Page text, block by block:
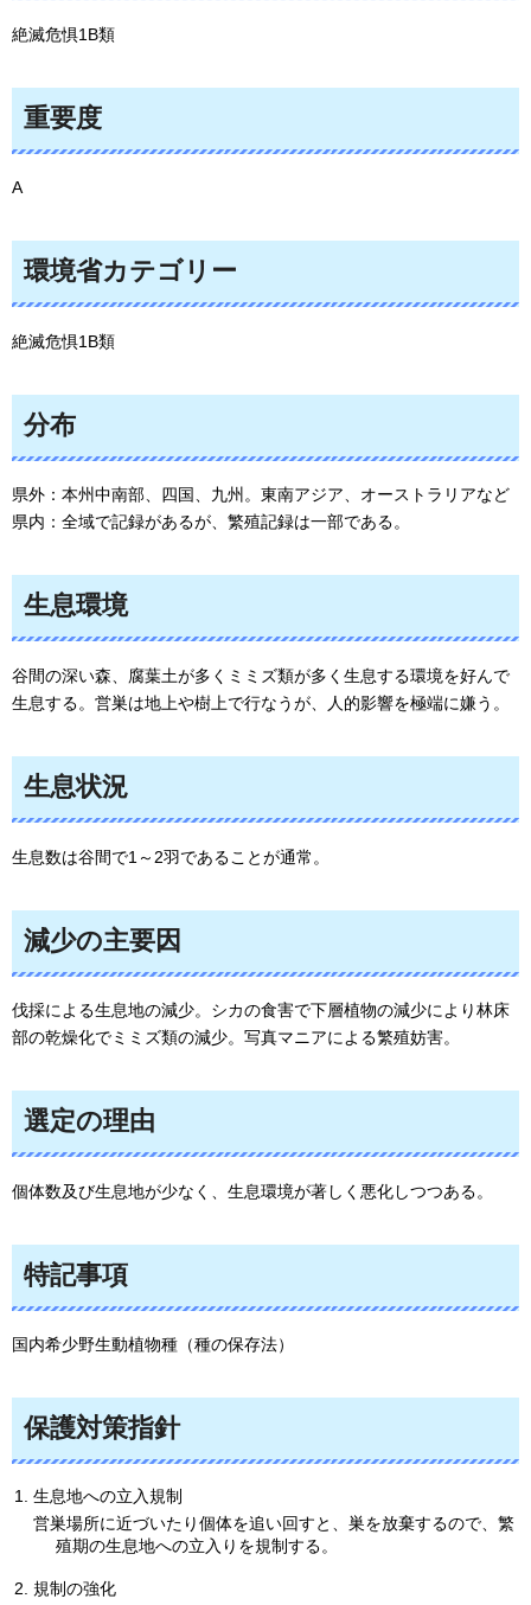
絶滅危惧1B類
重要度
A
環境省カテゴリー
絶滅危惧1B類
分布
県外：本州中南部、四国、九州。東南アジア、オーストラリアなど
県内：全域で記録があるが、繁殖記録は一部である。
生息環境
谷間の深い森、腐葉土が多くミミズ類が多く生息する環境を好んで
生息する。営巣は地上や樹上で行なうが、人的影響を極端に嫌う。
生息状況
生息数は谷間で1～2羽であることが通常。
減少の主要因
伐採による生息地の減少。シカの食害で下層植物の減少により林床
部の乾燥化でミミズ類の減少。写真マニアによる繁殖妨害。
選定の理由
個体数及び生息地が少なく、生息環境が著しく悪化しつつある。
特記事項
国内希少野生動植物種（種の保存法）
保護対策指針
生息地への立入規制
営巣場所に近づいたり個体を追い回すと、巣を放棄するので、繁
殖期の生息地への立入りを規制する。
規制の強化